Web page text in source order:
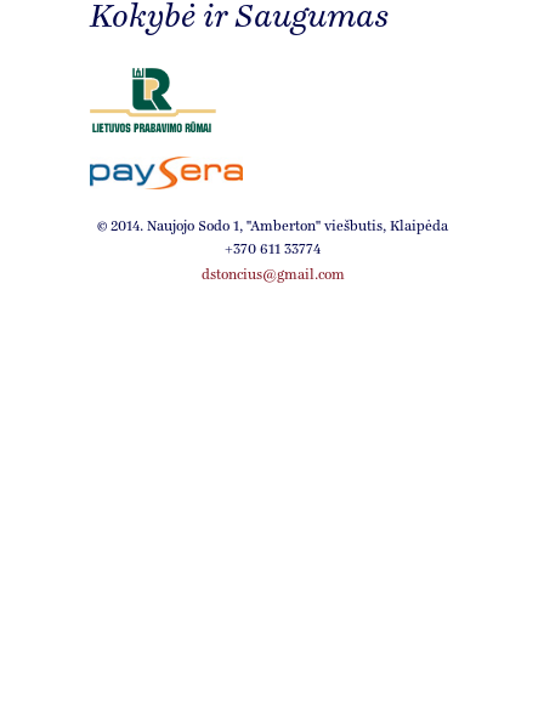
Kokybė ir Saugumas
© 2014. Naujojo Sodo 1, ''Amberton'' viešbutis, Klaipėda
+370 611 33774
dstoncius@gmail.com